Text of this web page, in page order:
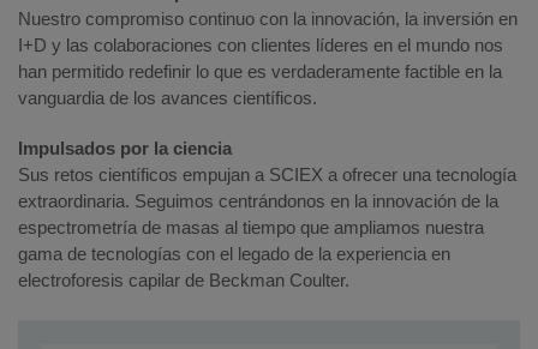
Nuestro compromiso continuo con la innovación, la inversión en
I+D y las colaboraciones con clientes líderes en el mundo nos
han permitido redefinir lo que es verdaderamente factible en la
vanguardia de los avances científicos.
Impulsados por la ciencia
Sus retos científicos empujan a SCIEX a ofrecer una tecnología
extraordinaria. Seguimos centrándonos en la innovación de la
espectrometría de masas al tiempo que ampliamos nuestra
gama de tecnologías con el legado de la experiencia en
electroforesis capilar de Beckman Coulter.